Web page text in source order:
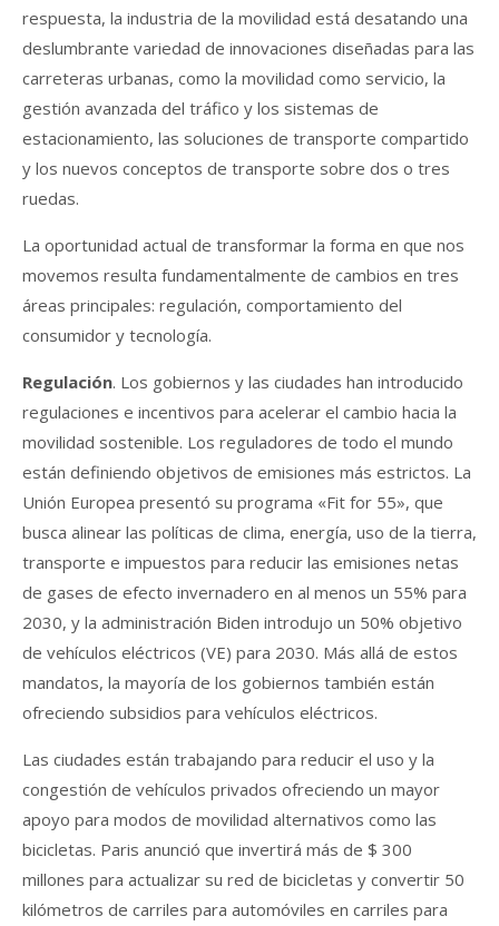
respuesta, la industria de la movilidad está desatando una
deslumbrante variedad de innovaciones diseñadas para las
carreteras urbanas, como la movilidad como servicio, la
gestión avanzada del tráfico y los sistemas de
estacionamiento, las soluciones de transporte compartido
y los nuevos conceptos de transporte sobre dos o tres
ruedas.
La oportunidad actual de transformar la forma en que nos
movemos resulta fundamentalmente de cambios en tres
áreas principales: regulación, comportamiento del
consumidor y tecnología.
Regulación. Los gobiernos y las ciudades han introducido
regulaciones e incentivos para acelerar el cambio hacia la
movilidad sostenible. Los reguladores de todo el mundo
están definiendo objetivos de emisiones más estrictos. La
Unión Europea presentó su programa «Fit for 55», que
busca alinear las políticas de clima, energía, uso de la tierra,
transporte e impuestos para reducir las emisiones netas
de gases de efecto invernadero en al menos un 55% para
2030, y la administración Biden introdujo un 50% objetivo
de vehículos eléctricos (VE) para 2030. Más allá de estos
mandatos, la mayoría de los gobiernos también están
ofreciendo subsidios para vehículos eléctricos.
Las ciudades están trabajando para reducir el uso y la
congestión de vehículos privados ofreciendo un mayor
apoyo para modos de movilidad alternativos como las
bicicletas. Paris anunció que invertirá más de $ 300
millones para actualizar su red de bicicletas y convertir 50
kilómetros de carriles para automóviles en carriles para